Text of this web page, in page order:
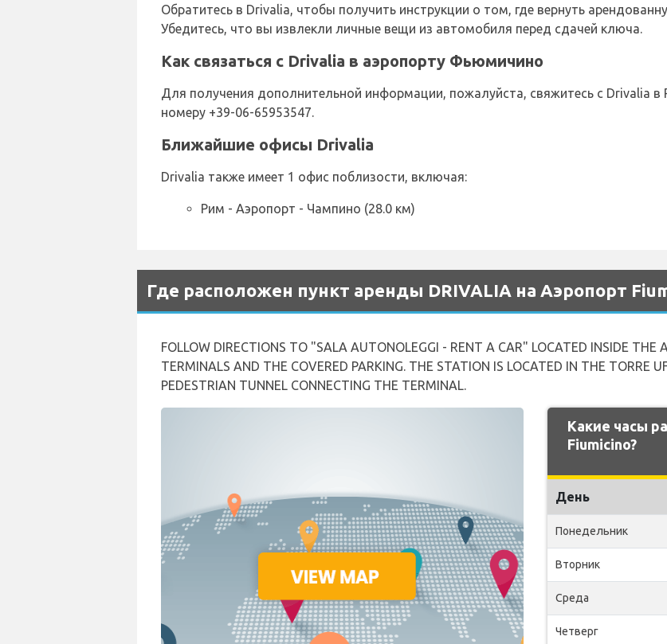
Обратитесь в Drivalia, чтобы получить инструкции о том, где вернуть
Убедитесь, что вы извлекли личные вещи из автомобиля перед сдачей ключа.
Как связаться с Drivalia в аэропорту Фьюмичино
Для получения дополнительной информации, пожалуйста, свяжитесь с Drivalia
номеру +39-06-65953547.
Ближайшие офисы Drivalia
Drivalia также имеет 1 офис поблизости, включая:
Рим - Аэропорт - Чампино (28.0 км)
Где расположен пункт аренды DRIVALIA на Аэропорт
FOLLOW DIRECTIONS TO "SALA AUTONOLEGGI - RENT A CAR" LOCATED INSIDE THE
TERMINALS AND THE COVERED PARKING. THE STATION IS LOCATED IN THE TORRE
PEDESTRIAN TUNNEL CONNECTING THE TERMINAL.
Какие часы
Fiumicino?
День
Понедельник
Вторник
Среда
Четверг